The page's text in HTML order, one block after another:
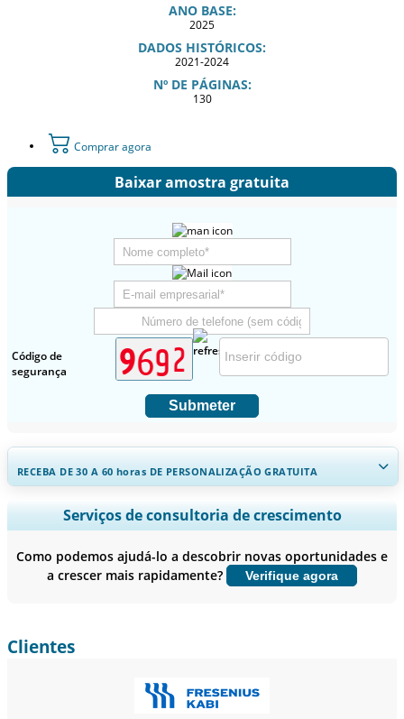
ANO BASE:
2025
DADOS HISTÓRICOS:
2021-2024
Nº DE PÁGINAS:
130
Comprar agora
Baixar amostra gratuita
Código de
segurança
Submeter
RECEBA DE 30 A 60 horas DE PERSONALIZAÇÃO GRATUITA
Ampliar a cobertura regional e por país, Análise de segmentos,
Perfis de empresas, Benchmarking competitivo, e insights sobre o
Personalizar agora
Serviços de consultoria de crescimento
Como podemos ajudá-lo a descobrir novas oportunidades e
a crescer mais rapidamente?
Verifique agora
Clientes